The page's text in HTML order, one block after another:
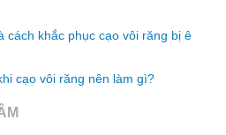
cách khắc phục cạo vôi răng bị ê
cạo vôi răng nên làm gì?